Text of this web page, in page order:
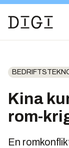
Kina
rom-
En